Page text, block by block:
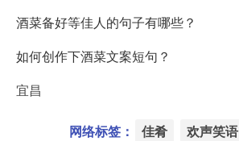
酒菜备好等佳人的句子有哪些？
如何创作下酒菜文案短句？
宜昌
网络标签： 佳肴 欢声笑语